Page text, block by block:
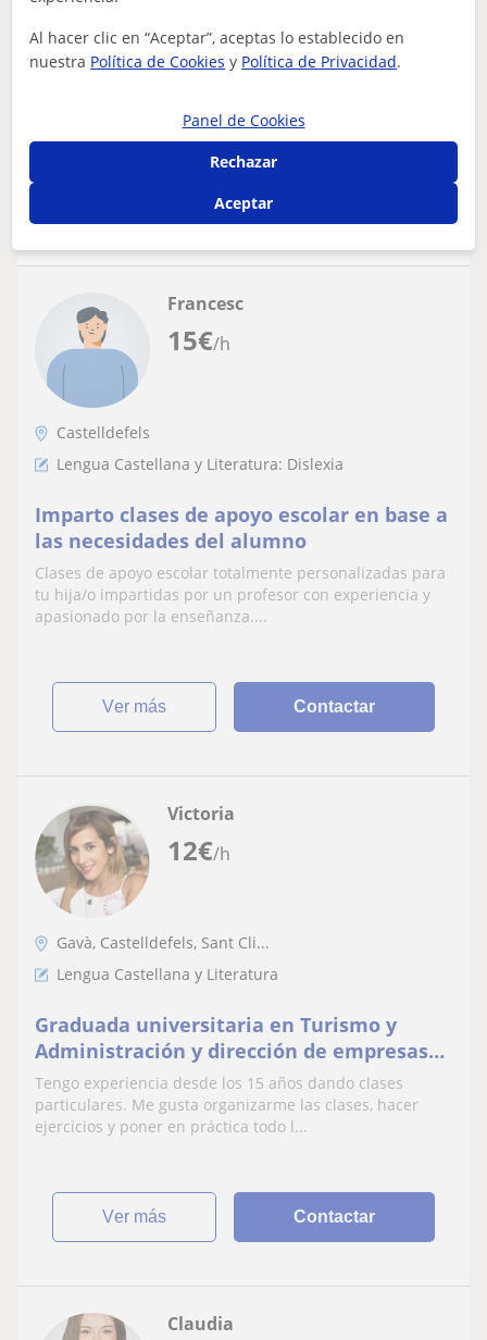
castellana y catalana. Con experiencia
con el trato de infantes.
Dispongo de fines de semanas enteros por si necesitan
15€/h
Francesc
Castelldefels
Lengua Castellana y Literatura: Dislexia
Imparto clases de apoyo escolar en base a
las necesidades del alumno
Clases de apoyo escolar totalmente personalizadas para
tu hija/o impartidas por un profesor con experiencia y
apasionado por la enseñanza....
ver más Contactar
12€/h
Victoria
Gavà, Castelldefels, Sant Cli...
Lengua Castellana y Literatura
Graduada universitaria en Turismo y
Administración y dirección de empresas
se ofrece a dar clases particulares.
Acostumbrada y con experiencia en dar
clases a niños y adolescentes
Tengo experiencia desde los 15 años dando clases
particulares. Me gusta organizarme las clases, hacer
ejercicios y poner en práctica todo l...
ver más Contactar
Claudia
Al hacer clic en “Aceptar”, aceptas lo establecido en
nuestra Política de Cookies y Política de Privacidad.
Panel de Cookies
Rechazar
Aceptar